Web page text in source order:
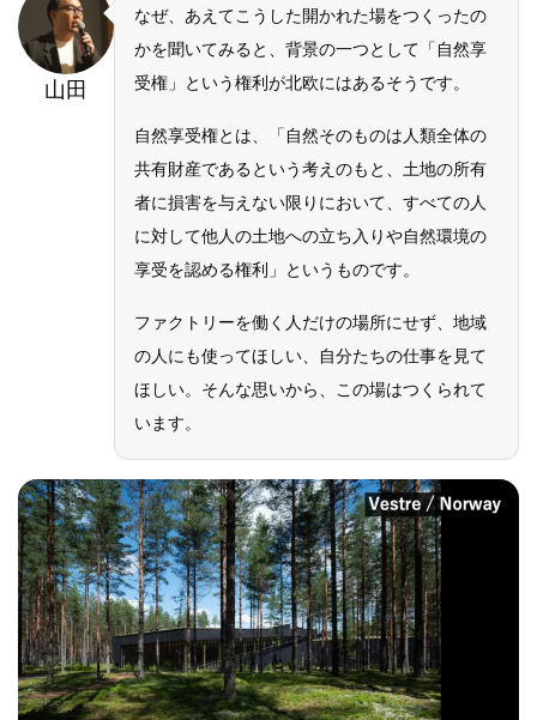
山田
なぜ、あえてこうした開かれた場をつくったの
かを聞いてみると、背景の一つとして「自然享
受権」という権利が北欧にはあるそうです。
自然享受権とは、「自然そのものは人類全体の
共有財産であるという考えのもと、土地の所有
者に損害を与えない限りにおいて、すべての人
に対して他人の土地への立ち入りや自然環境の
享受を認める権利」というものです。
ファクトリーを働く人だけの場所にせず、地域
の人にも使ってほしい、自分たちの仕事を見て
ほしい。そんな思いから、この場はつくられて
います。